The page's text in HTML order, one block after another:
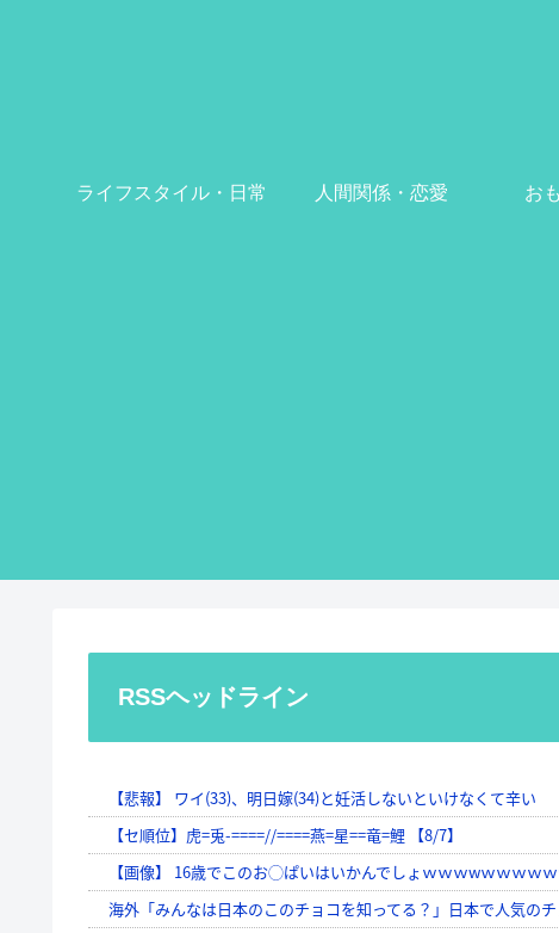
ライフスタイル・日常 人間関係・恋愛 お
RSSヘッドライン